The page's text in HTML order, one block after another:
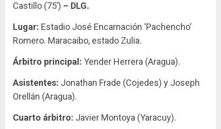
Castillo (75’) – DLG.
Lugar: Estadio José Encarnación ‘Pachencho’
Romero. Maracaibo, estado Zulia.
Árbitro principal: Yender Herrera (Aragua).
Asistentes: Jonathan Frade (Cojedes) y Joseph
Orellán (Aragua).
Cuarto árbitro: Javier Montoya (Yaracuy).